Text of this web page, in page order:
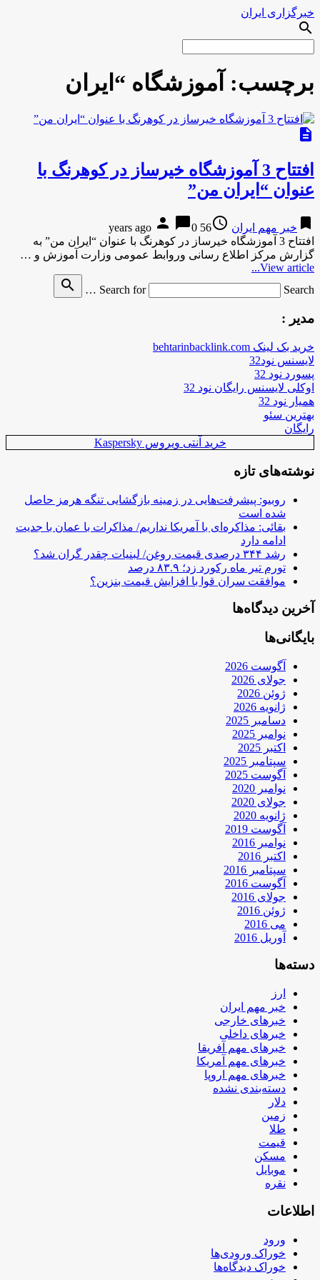
خبرگزاری ایران
search
برچسب: آموزشگاه “ایران
description
افتتاح 3 آموزشگاه خیرساز در کوهرنگ با
عنوان “ایران من”
bookmark خبر مهم ایران access_time
56 years ago
person chat_bubble0
افتتاح 3 آموزشگاه خیرساز در کوهرنگ با عنوان “ایران من” به
گزارش مرکز اطلاع رسانی وروابط عمومی وزارت آموزش و …
View article...
Search for
Search …
search
مدیر :
خرید بک لینک behtarinbacklink.com
لایسنس نود32
پسورد نود 32
اوکلی لایسنس رایگان نود 32
همیار نود 32
بهترین سئو
رایگان
خرید آنتی ویروس Kaspersky
نوشته‌های تازه
روبیو: پیشرفت‌هایی در زمینه بازگشایی تنگه هرمز حاصل
شده است
بقائی: مذاکره‌ای با آمریکا نداریم/ مذاکرات با عمان با جدیت
ادامه دارد
رشد ۳۴۴ درصدی قیمت روغن/ لبنیات چقدر گران شد؟
تورم تیر ماه رکورد زد؛ ۸۳.۹ درصد
موافقت سران قوا با افزایش قیمت بنزین؟
آخرین دیدگاه‌ها
بایگانی‌ها
آگوست 2026
جولای 2026
ژوئن 2026
ژانویه 2026
دسامبر 2025
نوامبر 2025
اکتبر 2025
سپتامبر 2025
آگوست 2025
نوامبر 2020
جولای 2020
ژانویه 2020
آگوست 2019
نوامبر 2016
اکتبر 2016
سپتامبر 2016
آگوست 2016
جولای 2016
ژوئن 2016
می 2016
آوریل 2016
دسته‌ها
ارز
خبر مهم ایران
خبرهای خارجی
خبرهای داخلی
خبرهای مهم آفریقا
خبرهای مهم آمریکا
خبرهای مهم اروپا
دسته‌بندی نشده
دلار
زمین
طلا
قیمت
مسکن
موبایل
نقره
اطلاعات
ورود
خوراک ورودی‌ها
خوراک دیدگاه‌ها